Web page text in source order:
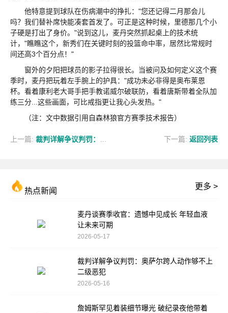
他特意提到球队在伤病潮中的挣扎："您还记得二月那会儿
吗？我们替补席快能凑套首发了。可正是这种时候，里德那几个小
子硬是打出了身价。"说到这儿，麦丹突然抓起桌上的技术统
计，"瞧瞧这个，新秀们在关键时刻的投篮命中率，居然比常规时
间还高3个百分点！"
窗外的夕阳把球员的影子拉得很长。当被问及如何定义这个赛
季时，麦丹把玩着左手腕上的护具："成功未必非得是奥布莱恩
杯。看着康利老大哥手把手教诺威尔破联防，看着唐斯带着全队加
练三分...这些画面，可比戒指更让我心头发热。"
（注：文中数据引用自森林狼官方赛季技术报告）
上一篇: 裁判详解争议判罚：奥萨尔跨人动作够不上二级恶犯 下一篇: 返回列表
热点新闻
更多 >
麦丹谈赛季收官：遗憾中见成长 年轻血液
让未来可期
2026-05-17
裁判详解争议判罚：奥萨尔跨人动作够不上
二级恶犯
2026-05-16
詹姆斯罕见着装细节曝光 破纪录夜他带着